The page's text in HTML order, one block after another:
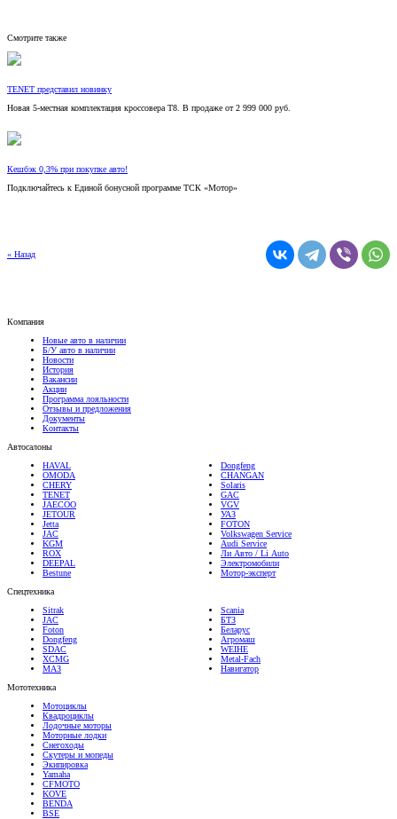
Новая 5-местная комплектация кроссовера T8. В продаже от 2 999 000 руб.
Подключайтесь к Единой бонусной программе ТСК «Мотор»
Новые авто в наличии
Б/У авто в наличии
Новости
История
Вакансии
Акции
Программа лояльности
Отзывы и предложения
Документы
Контакты
Автосалоны
HAVAL
OMODA
CHERY
TENET
JAECOO
JETOUR
Jetta
JAC
KGM
ROX
DEEPAL
Bestune
CHANGAN
Solaris
GAC
VGV
УАЗ
FOTON
Volkswagen Service
Audi Service
Ли Авто / Li Auto
Электромобили
Мотор-эксперт
Спецтехника
Sitrak
JAC
Foton
Dongfeng
SDAC
XCMG
МАЗ
БТЗ
Беларус
Агромаш
WEIHE
Metal-Fach
Навигатор
Мототехника
Мотоциклы
Квадроциклы
Лодочные моторы
Моторные лодки
Снегоходы
Скутеры и мопеды
Экипировка
Yamaha
CFMOTO
KOVE
BENDA
BSE